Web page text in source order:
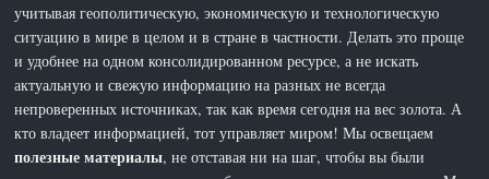
учитывая геополитическую, экономическую и технологическую
ситуацию в мире в целом и в стране в частности. Делать это проще
и удобнее на одном консолидированном ресурсе, а не искать
актуальную и свежую информацию на разных не всегда
непроверенных источниках, так как время сегодня на вес золота. А
кто владеет информацией, тот управляет миром! Мы освещаем
полезные материалы, не отставая ни на шаг, чтобы вы были